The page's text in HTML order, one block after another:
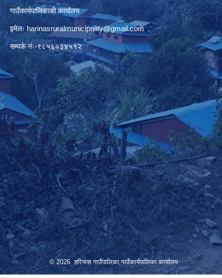
गाउँकार्यपालिकाको कार्यालय
इमेलः harinasruralmunicipality@gmail.com
सम्पर्क नंः-९८५६०३४५१२
© 2026 हरिनास गाउँपालिका,गाउँकार्यपालिका कार्यालय